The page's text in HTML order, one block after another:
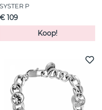
SYSTER P
€ 109
Koop!